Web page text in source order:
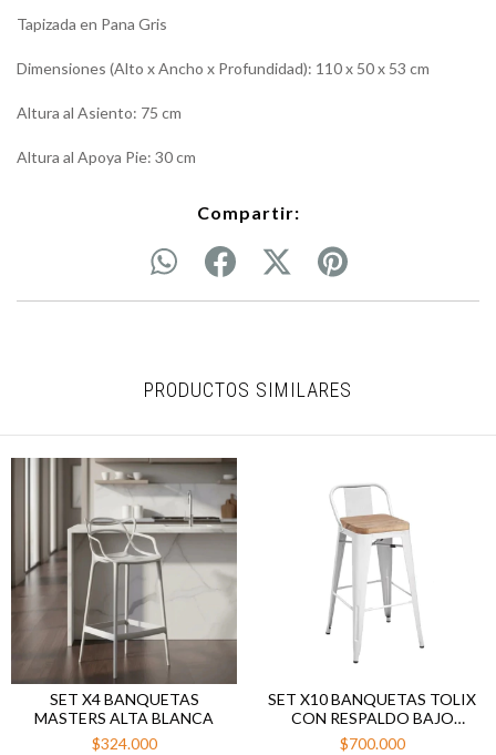
Tapizada en Pana Gris
Dimensiones (Alto x Ancho x Profundidad): 110 x 50 x 53 cm
Altura al Asiento: 75 cm
Altura al Apoya Pie: 30 cm
Compartir:
PRODUCTOS SIMILARES
SET X4 BANQUETAS
MASTERS ALTA BLANCA
$324.000
SET X10 BANQUETAS TOLIX
CON RESPALDO BAJO
BLANCO ASIENTO MADERA
$700.000